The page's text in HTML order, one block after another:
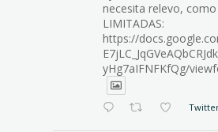
necesita relevo,
LIMITADAS:
https://
yHg7aIFNFKfQg/